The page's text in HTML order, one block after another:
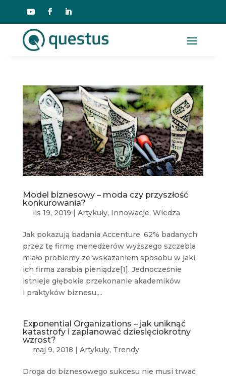
Model biznesowy – moda czy przyszłość
konkurowania?
lis 19, 2019 | Artykuły, Innowacje, Wiedza
Jak pokazują badania Accenture, 62% badanych
przez tę firmę menedżerów wyższego szczebla
miało problemy ze wskazaniem sposobu w jaki
ich firma zarabia pieniądze[1]. Jednocześnie
istnieje głębokie przekonanie akademików
i praktyków biznesu,...
Exponential Organizations – jak uniknąć
katastrofy i zaplanować dziesięciokrotny
wzrost?
maj 9, 2018 | Artykuły, Trendy
Droga do biznesowego sukcesu nie musi trwać